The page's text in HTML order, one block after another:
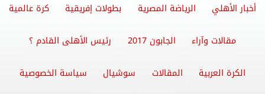
أخبار الأهلي الرياضة المصرية بطولات إفريقية كرة عالمية
مقالات وآراء الجابون 2017 رئيس الأهلى القادم ؟
الكرة العربية المقالات سوشيال سياسة الخصوصية